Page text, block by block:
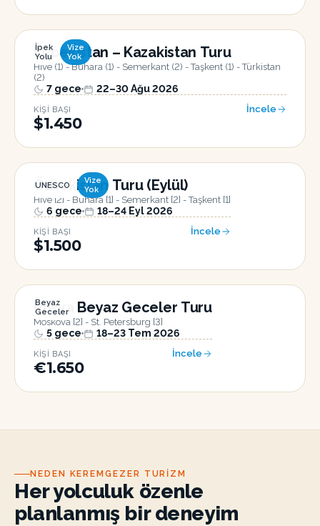
İpek
Yolu
Vize
Yok
Özbekistan – Kazakistan Turu
Hive (1) - Buhara (1) - Semerkant (2) - Taşkent (1) - Türkistan
(2)
7 gece 22–30 Ağu 2026
KIŞI BAŞI
$1.450
İncele
UNESCO
Vize
Yok
Özbekistan Turu (Eylül)
Hive [2] - Buhara [1] - Semerkant [2] - Taşkent [1]
6 gece 18–24 Eyl 2026
KIŞI BAŞI
$1.500
İncele
Beyaz
Geceler
Rusya Beyaz Geceler Turu
Moskova [2] - St. Petersburg [3]
5 gece 18–23 Tem 2026
KIŞI BAŞI
€1.650
İncele
NEDEN KEREMGEZER TURIZM
Her yolculuk özenle
planlanmış bir deneyim